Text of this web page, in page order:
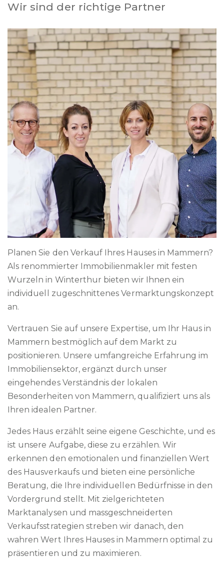
Wir sind der richtige Partner
Planen Sie den Verkauf Ihres Hauses in Mammern?
Als renommierter Immobilienmakler mit festen
Wurzeln in Winterthur bieten wir Ihnen ein
individuell zugeschnittenes Vermarktungskonzept
an.
Vertrauen Sie auf unsere Expertise, um Ihr Haus in
Mammern bestmöglich auf dem Markt zu
positionieren. Unsere umfangreiche Erfahrung im
Immobiliensektor, ergänzt durch unser
eingehendes Verständnis der lokalen
Besonderheiten von Mammern, qualifiziert uns als
Ihren idealen Partner.
Jedes Haus erzählt seine eigene Geschichte, und es
ist unsere Aufgabe, diese zu erzählen. Wir
erkennen den emotionalen und finanziellen Wert
des Hausverkaufs und bieten eine persönliche
Beratung, die Ihre individuellen Bedürfnisse in den
Vordergrund stellt. Mit zielgerichteten
Marktanalysen und massgeschneiderten
Verkaufsstrategien streben wir danach, den
wahren Wert Ihres Hauses in Mammern optimal zu
präsentieren und zu maximieren.